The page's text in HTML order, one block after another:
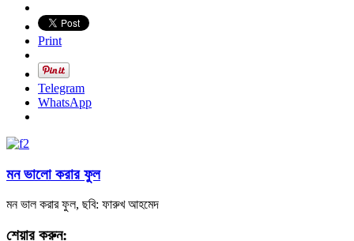
Print
Telegram
WhatsApp
মন ভালো করার ফুল
মন ভাল করার ফুল, ছবি: ফারুখ আহমেদ
শেয়ার করুন: